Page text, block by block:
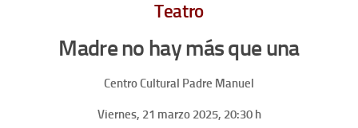
Teatro
Madre no hay más que una
Centro Cultural Padre Manuel
Viernes, 21 marzo 2025, 20:30h